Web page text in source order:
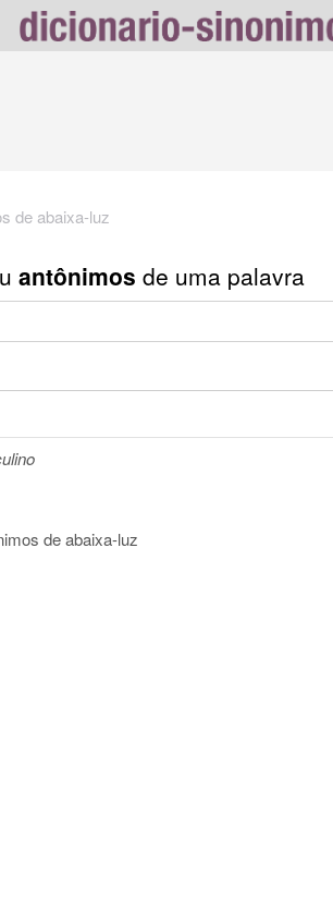
de abaixa-luz
antônimos de uma palavra
de abaixa-luz